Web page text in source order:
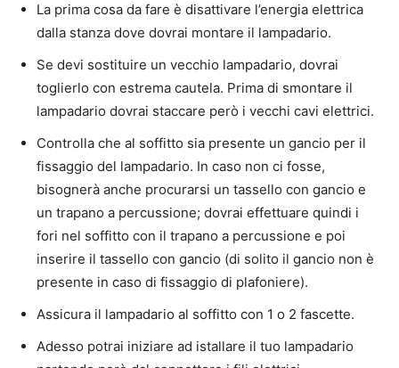
La prima cosa da fare è disattivare l’energia elettrica
dalla stanza dove dovrai montare il lampadario.
Se devi sostituire un vecchio lampadario, dovrai
toglierlo con estrema cautela. Prima di smontare il
lampadario dovrai staccare però i vecchi cavi elettrici.
Controlla che al soffitto sia presente un gancio per il
fissaggio del lampadario. In caso non ci fosse,
bisognerà anche procurarsi un tassello con gancio e
un trapano a percussione; dovrai effettuare quindi i
fori nel soffitto con il trapano a percussione e poi
inserire il tassello con gancio (di solito il gancio non è
presente in caso di fissaggio di plafoniere).
Assicura il lampadario al soffitto con 1 o 2 fascette.
Adesso potrai iniziare ad istallare il tuo lampadario